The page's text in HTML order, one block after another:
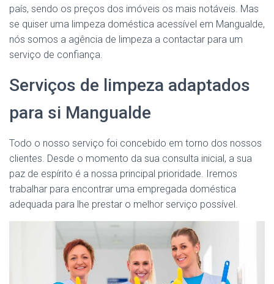
país, sendo os preços dos imóveis os mais notáveis. Mas
se quiser uma limpeza doméstica acessível em Mangualde,
nós somos a agência de limpeza a contactar para um
serviço de confiança.
Serviços de limpeza adaptados
para si Mangualde
Todo o nosso serviço foi concebido em torno dos nossos
clientes. Desde o momento da sua consulta inicial, a sua
paz de espírito é a nossa principal prioridade. Iremos
trabalhar para encontrar uma empregada doméstica
adequada para lhe prestar o melhor serviço possível.